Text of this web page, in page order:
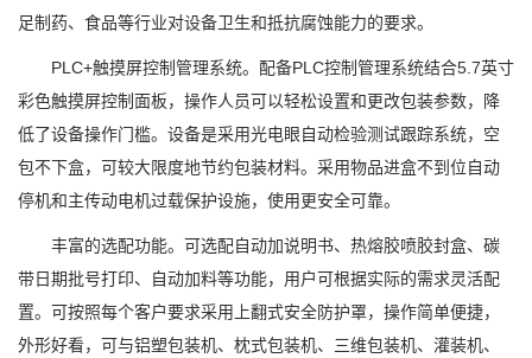
足制药、食品等行业对设备卫生和抵抗腐蚀能力的要求。
PLC+触摸屏控制管理系统。配备PLC控制管理系统结合5.7英寸
彩色触摸屏控制面板，操作人员可以轻松设置和更改包装参数，降
低了设备操作门槛。设备是采用光电眼自动检验测试跟踪系统，空
包不下盒，可较大限度地节约包装材料。采用物品进盒不到位自动
停机和主传动电机过载保护设施，使用更安全可靠。
丰富的选配功能。可选配自动加说明书、热熔胶喷胶封盒、碳
带日期批号打印、自动加料等功能，用户可根据实际的需求灵活配
置。可按照每个客户要求采用上翻式安全防护罩，操作简单便捷，
外形好看，可与铝塑包装机、枕式包装机、三维包装机、灌装机、